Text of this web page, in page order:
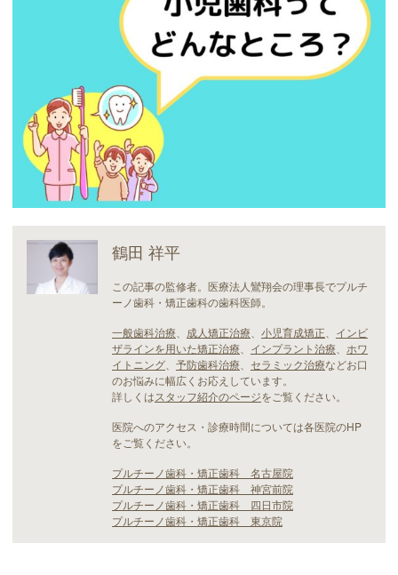
鶴田 祥平
この記事の監修者。医療法人鸞翔会の理事長でプルチ
ーノ歯科・矯正歯科の歯科医師。
一般歯科治療、 成人矯正治療、 小児育成矯正、 インビ
ザラインを用いた矯正治療、 インプラント治療、 ホワ
イトニング、 予防歯科治療、 セラミック治療などお口
のお悩みに幅広くお応えしています。
詳しくはスタッフ紹介のページをご覧ください。
医院へのアクセス・診療時間については各医院のHP
をご覧ください。
プルチーノ歯科・矯正歯科 名古屋院
プルチーノ歯科・矯正歯科 神宮前院
プルチーノ歯科・矯正歯科 四日市院
プルチーノ歯科・矯正歯科 東京院